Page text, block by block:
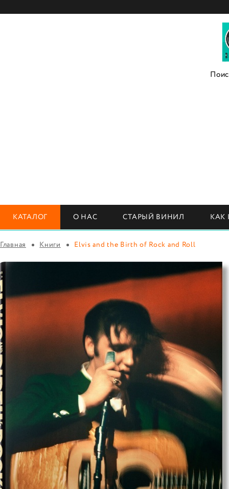
КАТАЛОГ О НАС СТАРЫЙ ВИНИЛ КАК
Главная Книги Elvis and the Birth of Rock and Roll